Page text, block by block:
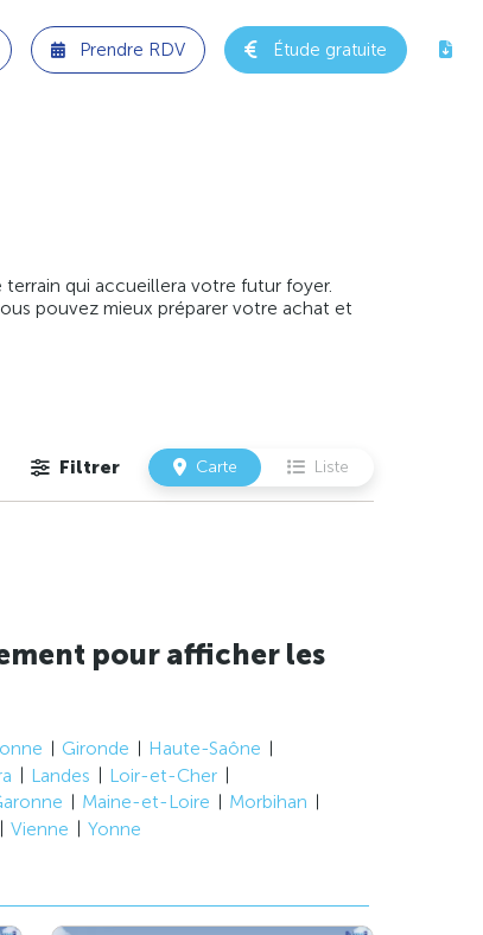
Prendre RDV Étude gratuite
qui accueillera votre futur foyer.
pouvez mieux préparer votre achat et
Filtrer Carte Liste
pour afficher les
Gironde
Haute-Saône
Landes
Loir-et-Cher
Maine-et-Loire
Morbihan
Vienne Yonne